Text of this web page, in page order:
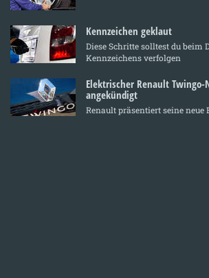
Kennzeichen geklaut
Diese Schritte solltest du beim
Kennzeichens verfolgen
Elektrischer Renault Twingo-
angekündigt
Renault präsentiert seine neue